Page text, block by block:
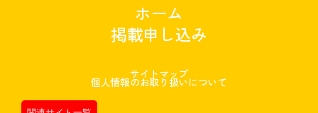
ホーム
掲載申し込み
サイトマップ
個人情報のお取り扱いについて